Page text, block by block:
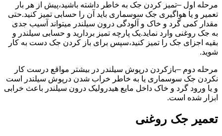
مرحله اول –تمیز کردن جک به خاطر داشته باشید،پیش از هر بار
تعمیر و یا هواگیری جک سوسماری باید آن را حسابی تمیز کنید.حتی
مقدار کمی گرد و خاک و آلودگی درون سیلندر میتواند آسیب جدی
به جک روغنی وارد نماید.یک پارچه تمیز بردارید و حسابی سیلندر و
بقیه اجزای جک را تمیز کنید،سپس برای باز کردن جک دست به کار
شوید.
مرحله دوم –بازکردن درپوش سیلندر در بیشتر مواقع درست کار
نکردن جک سوسماری یا به خاطر خراب شدن درپوش سیلندر است
و یا ورود گرد و خاک داخل مایع هیدرولیک درون سیلندر باعث خرابی
ابزار شده است.
تعمیر جک روغنی